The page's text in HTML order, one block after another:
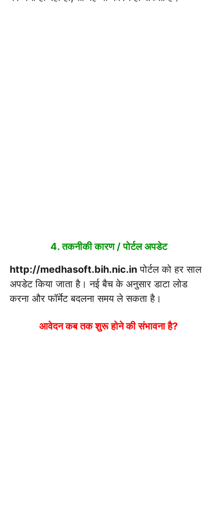
4.तकनीकी कारण / पोर्टल अपडेट
http://medhasoft.bih.nic.in पोर्टल को हर साल
अपडेट किया जाता है। नई बैच के अनुसार डाटा लोड
करना और फॉर्मेट बदलना समय ले सकता है।
आवेदन कब तक शुरू होने की संभावना है?